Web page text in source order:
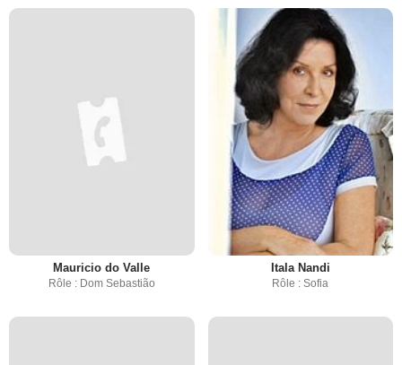
Mauricio do Valle
Rôle : Dom Sebastião
Itala Nandi
Rôle : Sofia